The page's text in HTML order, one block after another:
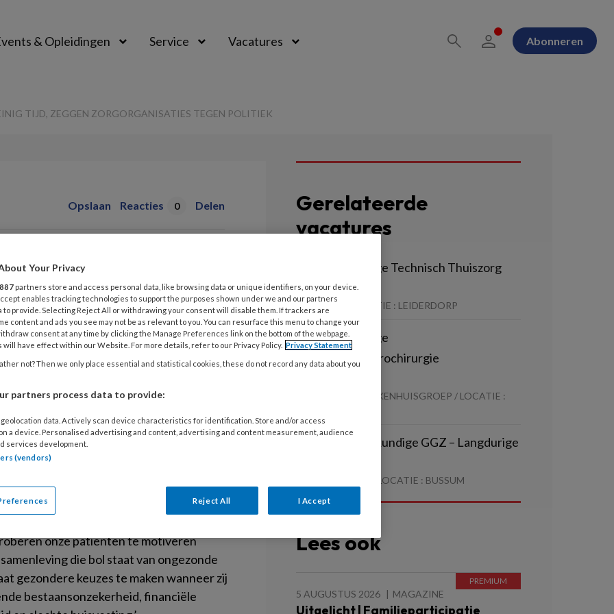
& Opleidingen Service Vacatures Abonneren
TIJD, ZEGGEN ZORGORGANISATIES TEGEN POLITIEK
Opslaan Reacties 0 Delen
te weinig tijd,
tegen
verpleegkundigen en
lijn te weinig tijd en ruimte. Dat
en 7 andere zorgorganisaties
als water naar de zee dragen.'
in de eerste lijn, schrijven de 8
Kamer. Ze willen meer structurele
hopen dat het Commissiedebat van 14
onze patiënten te motiveren
die bol staat van ongezonde
gezondere keuzes te maken wanneer zij
bestaansonzekerheid, financiële
Gerelateerde
vacatures
Verpleegkundige Technisch Thuiszorg
Team
ACTIVITE / LOCATIE : LEIDERDORP
Verpleegkundige
neurologie/neurochirurgie
NOORDWEST ZIEKENHUISGROEP / LOCATIE :
Regieverpleegkundige GGZ – Langdurige
GGZ CENTRAAL / LOCATIE : BUSSUM
Lees ook
5 AUGUSTUS 2026 MAGAZINE
Uitgelicht | Familieparticipatie
Your Privacy
887 partners store and access personal data, like browsing data or unique identifiers, on your device.
enables tracking technologies to support the purposes shown under we and our partners
to provide. Selecting Reject All or withdrawing your consent will disable them. If trackers are
content and ads you see may not be as relevant to you. You can resurface this menu to change your
consent at any time by clicking the Manage Preferences link on the bottom of the webpage.
will have effect within our Website. For more details, refer to our Privacy Policy. Privacy Statement
not? Then we only place essential and statistical cookies, these do not record any data about you
partners process data to provide:
data. Actively scan device characteristics for identification. Store and/or access
a device. Personalised advertising and content, advertising and content measurement, audience
services development.
(vendors)
Reject All I Accept